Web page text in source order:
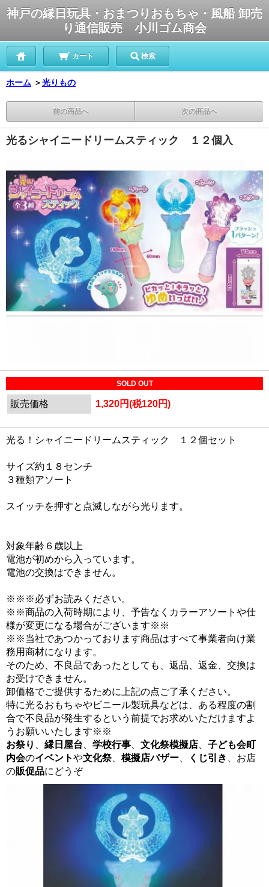
神戸の縁日玩具・おまつりおもちゃ・風船 卸売
り通信販売 小川ゴム商会
カート 検索
ホーム ＞光りもの
前の商品へ 次の商品へ
光るシャイニードリームスティック １２個入
SOLD OUT
販売価格 1,320円(税120円)
光る！シャイニードリームスティック １２個セット
サイズ約１８センチ
３種類アソート
スイッチを押すと点滅しながら光ります。
対象年齢６歳以上
電池が初めから入っています。
電池の交換はできません。
※※※必ずお読みください。
※※商品の入荷時期により、予告なくカラーアソートや仕
様が変更になる場合がございます※※
※※当社であつかっております商品はすべて事業者向け業
務用商材になります。
そのため、不良品であったとしても、返品、返金、交換は
お受けできません。
卸価格でご提供するために上記の点ご了承ください。
特に光るおもちゃやビニール製玩具などは、ある程度の割
合で不良品が発生するという前提でお求めいただけますよ
うお願いいたします※※
お祭り 、 縁日屋台、 学校行事、 文化祭模擬店、 子ども会町
内会のイベントや文化祭、 模擬店バザー、 くじ引き 、お店
の販促品にどうぞ